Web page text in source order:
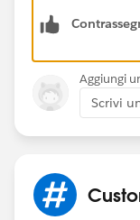
Aggiungi
Scrivi